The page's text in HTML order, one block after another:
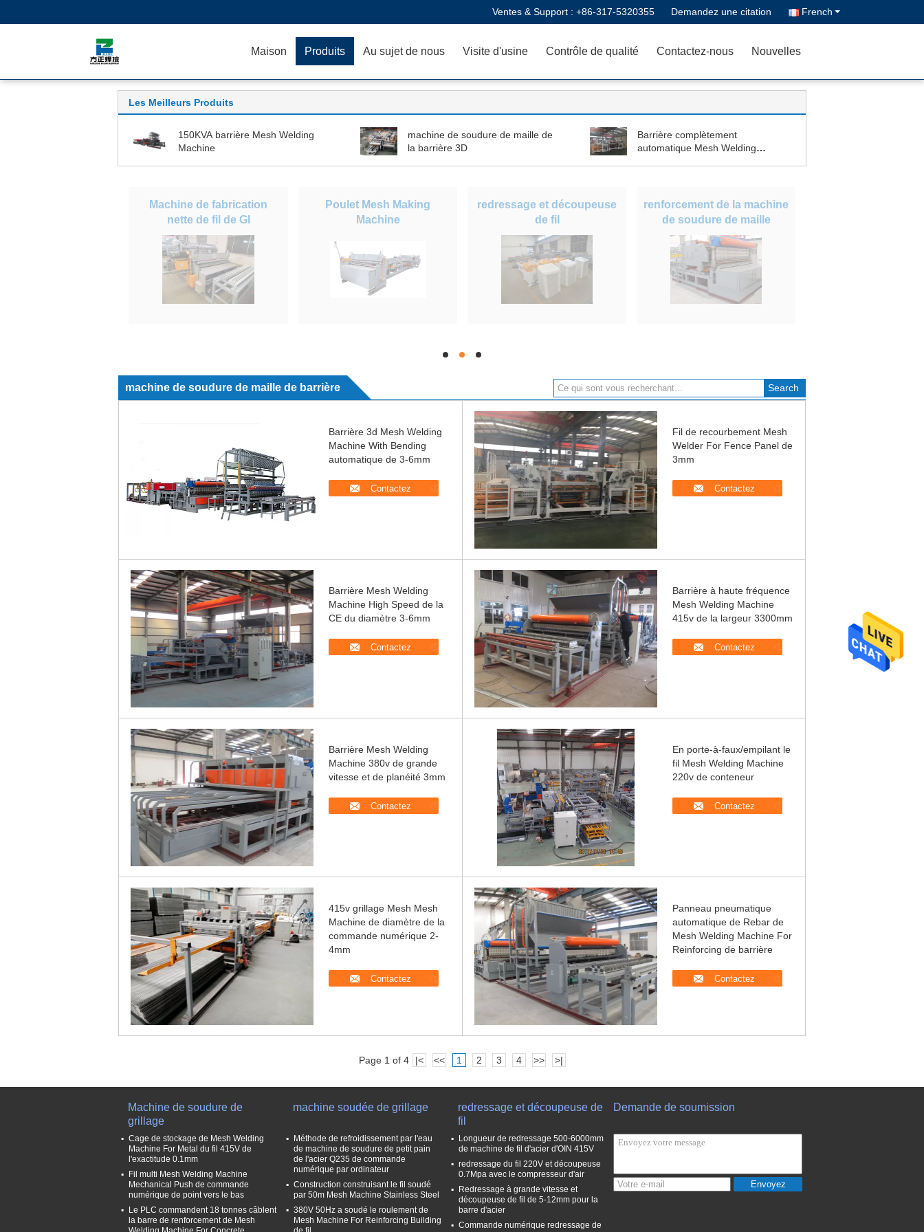
Ventes & Support : +86-317-5320355 Demandez une citation French
Maison Produits Au sujet de nous Visite d'usine Contrôle de qualité Contactez-nous Nouvelles
Les Meilleurs Produits
150KVA barrière Mesh Welding
Machine
machine de soudure de maille de
la barrière 3D
Barrière complètement
automatique Mesh Welding
Machine de fabrication
nette de fil de GI
Poulet Mesh Making
Machine
redressage et découpeuse
de fil
renforcement de la machine
de soudure de maille
hd hd hd
machine de soudure de maille de barrière
Barrière 3d Mesh Welding
Machine With Bending
automatique de 3-6mm
Contactez
Fil de recourbement Mesh
Welder For Fence Panel de
3mm
Contactez
Barrière Mesh Welding
Machine High Speed de la
CE du diamètre 3-6mm
Contactez
Barrière à haute fréquence
Mesh Welding Machine
415v de la largeur 3300mm
Contactez
Barrière Mesh Welding
Machine 380v de grande
vitesse et de planéité 3mm
Contactez
En porte-à-faux/empilant le
fil Mesh Welding Machine
220v de conteneur
Contactez
415v grillage Mesh Mesh
Machine de diamètre de la
commande numérique 2-
4mm
Contactez
Panneau pneumatique
automatique de Rebar de
Mesh Welding Machine For
Reinforcing de barrière
Contactez
Page 1 of 4 |< << 1 2 3 4 >> >|
Machine de soudure de
grillage
Cage de stockage de Mesh Welding
Machine For Metal du fil 415V de
l'exactitude 0.1mm
Fil multi Mesh Welding Machine
Mechanical Push de commande
numérique de point vers le bas
Le PLC commandent 18 tonnes câblent
la barre de renforcement de Mesh
machine soudée de grillage
Méthode de refroidissement par l'eau
de machine de soudure de petit pain
de l'acier Q235 de commande
numérique par ordinateur
Construction construisant le fil soudé
par 50m Mesh Machine Stainless Steel
380V 50Hz a soudé le roulement de
Mesh Machine For Reinforcing Building
redressage et découpeuse de
fil
Longueur de redressage 500-6000mm
de machine de fil d'acier d'OIN 415V
redressage du fil 220V et découpeuse
0.7Mpa avec le compresseur d'air
Redressage à grande vitesse et
découpeuse de fil de 5-12mm pour la
barre d'acier
Commande numérique redressage de
Demande de soumission
Envoyez